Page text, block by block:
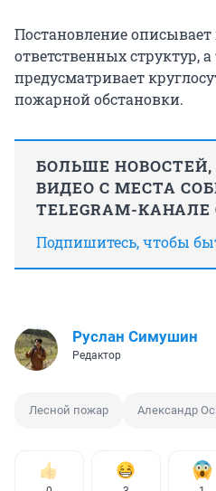
Постановление
ответственных структур,
предусматривает
пожарной обстановки.
БОЛЬШЕ
ВИДЕО С МЕСТА
TELEGRAM-КАНАЛЕ
Подпишитесь, чтобы
Руслан Симушин
Редактор
Лесной пожар Александр